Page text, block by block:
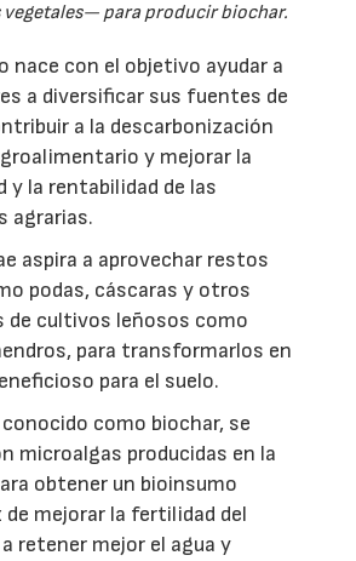
para producir biochar.
nace con el objetivo ayudar a
a diversificar sus fuentes de
a la descarbonización
y mejorar la
y la rentabilidad de las
agrarias.
aspira a aprovechar restos
podas, cáscaras y otros
de cultivos leñosos como
para transformarlos en
para el suelo.
como biochar, se
microalgas producidas en la
obtener un bioinsumo
de mejorar la fertilidad del
retener mejor el agua y